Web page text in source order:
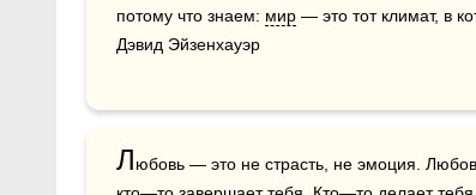
потому что знаем: мир — это тот климат, в
Дэвид Эйзенхауэр
Любовь — это не страсть, не эмоция.